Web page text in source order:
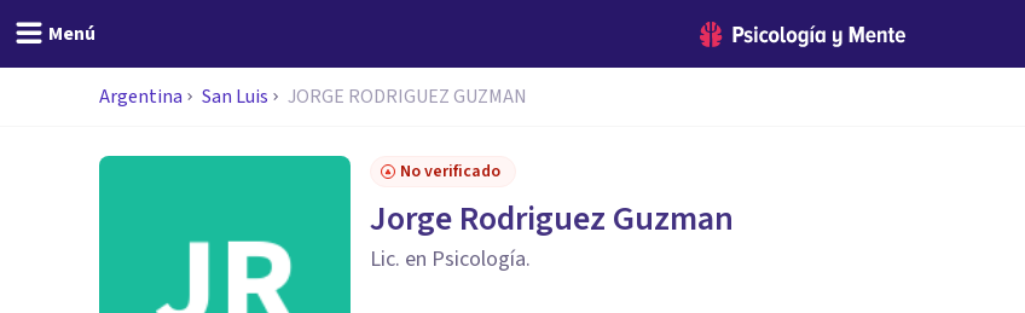
Menú
Argentina San Luis JORGE RODRIGUEZ GUZMAN
No verificado
Jorge Rodriguez Guzman
Lic. en Psicología.